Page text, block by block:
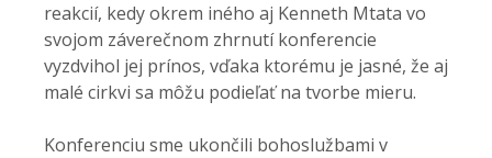
reakcií, kedy okrem iného aj Kenneth Mtata vo
svojom záverečnom zhrnutí konferencie
vyzdvihol jej prínos, vďaka ktorému je jasné, že aj
malé cirkvi sa môžu podieľať na tvorbe mieru.
Konferenciu sme ukončili bohoslužbami v